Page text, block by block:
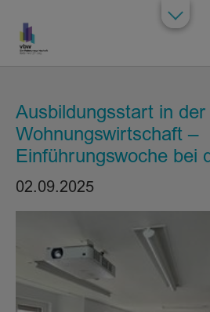
Ausbildungsstart in der
Wohnungswirtschaft –
Einführungswoche bei
02.09.2025